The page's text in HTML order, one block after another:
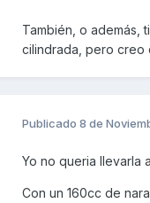
También, o además,
cilindrada, pero creo
Publicado 8 de
Yo no queria llevarla
Con un 160cc de